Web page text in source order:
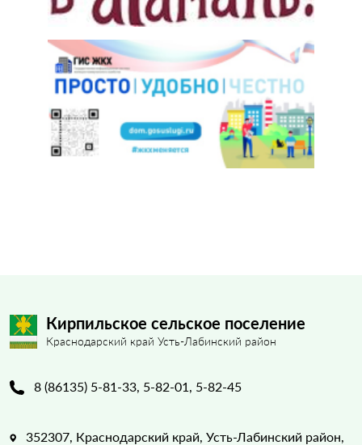
Кирпильское сельское поселение
Краснодарский край Усть-Лабинский район
8 (86135) 5-81-33, 5-82-01, 5-82-45
352307, Краснодарский край, Усть-Лабинский район,